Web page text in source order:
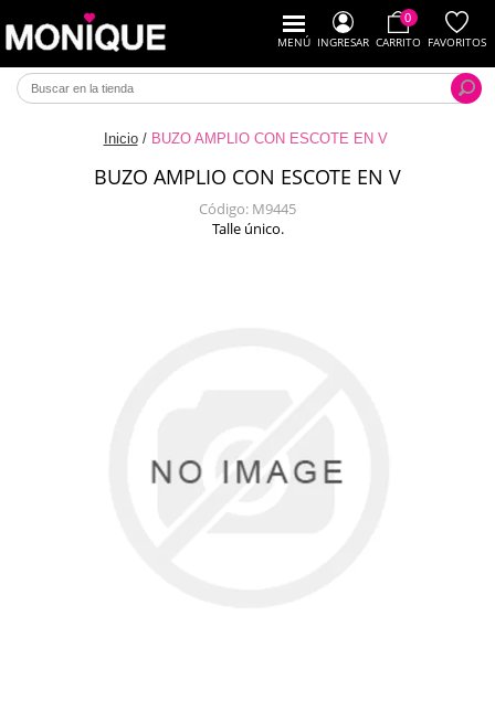
MENÚ INGRESAR
0
CARRITO FAVORITOS
Inicio / BUZO AMPLIO CON ESCOTE EN V
BUZO AMPLIO CON ESCOTE EN V
Código: M9445
Talle único.